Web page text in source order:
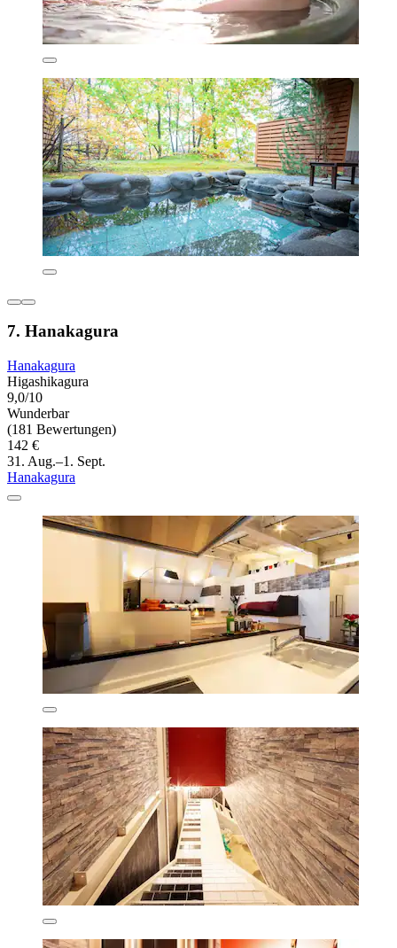
7. Hanakagura
Hanakagura
Higashikagura
9,0/10
Wunderbar
(181 Bewertungen)
142 €
31. Aug.–1. Sept.
Hanakagura